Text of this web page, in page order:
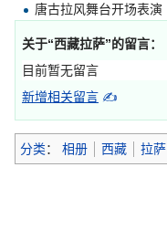
唐古拉风舞台开场表演
关于“西藏拉萨”的留言：
目前暂无留言
新增相关留言 ✍
分类： 相册 西藏 拉萨